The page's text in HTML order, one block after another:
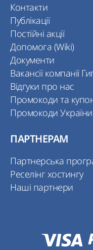
Контакти
Публікації
Постійні акції
Допомога (Wiki)
Документи
Вакансії компанії
Відгуки про нас
Промокоди та
Промокоди України
ПАРТНЕРАМ
Партнерська
Реселінг хостингу
Наші партнери